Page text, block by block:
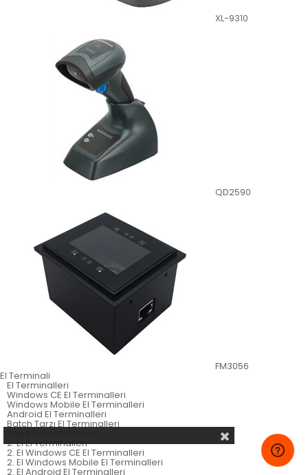
XL-9310
QD2590
FM3056
El Terminali
El Terminalleri
Windows CE El Terminalleri
Windows Mobile El Terminalleri
Android El Terminalleri
Batch Tarzı El Terminalleri
2. El El Terminalleri
2. El Windows CE El Terminalleri
2. El Windows Mobile El Terminalleri
2. El Android El Terminalleri